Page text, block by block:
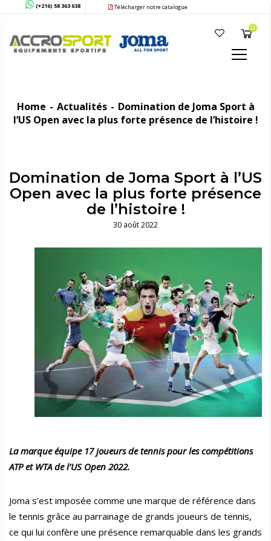
(+216) 58 363 638 Télécharger notre catalogue
0
Home Actualités
Domination de Joma Sport à
l’US Open avec la plus forte présence de l’histoire !
Domination de Joma Sport à l’US
Open avec la plus forte présence
de l’histoire !
30 août 2022
La marque équipe 17 joueurs de tennis pour les compétitions
ATP et WTA de l’US Open 2022.
Joma s’est imposée comme une marque de référence dans
le tennis grâce au parrainage de grands joueurs de tennis,
ce qui lui confère une présence remarquable dans les grands